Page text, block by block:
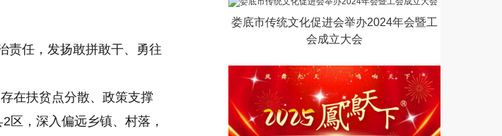
责任，发扬敢拼敢干、勇往
在扶贫点分散、政策支撑
区，深入偏远乡镇、村落，
娄底市传统文化促进会举办2024年会暨工
会成立大会